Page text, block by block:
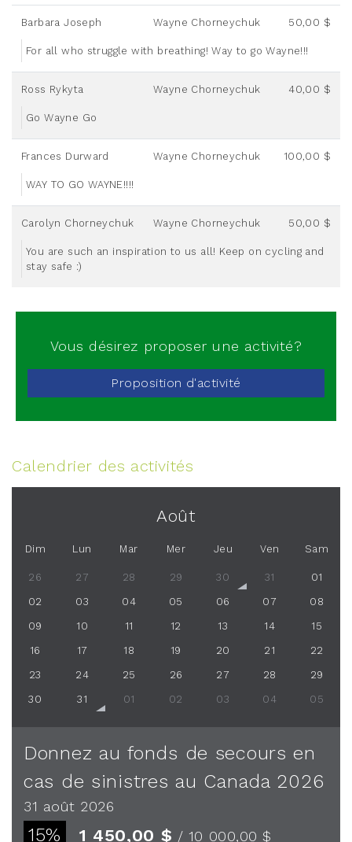
Barbara Joseph Wayne Chorneychuk 50,00 $
For all who struggle with breathing! Way to go Wayne!!!
Ross Rykyta Wayne Chorneychuk 40,00 $
Go Wayne Go
Frances Durward Wayne Chorneychuk 100,00 $
WAY TO GO WAYNE!!!!
Carolyn Chorneychuk Wayne Chorneychuk 50,00 $
You are such an inspiration to us all! Keep on cycling and
stay safe :)
Vous désirez proposer une activité?
Proposition d'activité
Calendrier des activités
Août
Dim Lun Mar Mer Jeu Ven Sam
26 27 28 29 30 31 01
02 03 04 05 06 07 08
09 10 11 12 13 14 15
16 17 18 19 20 21 22
23 24 25 26 27 28 29
30 31 01 02 03 04 05
Donnez au fonds de secours en
cas de sinistres au Canada 2026
31 août 2026
15% 1 450,00 $ / 10 000,00 $